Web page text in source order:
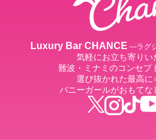
Luxury Bar CHANCE ―ラグ
気軽にお立ち寄りい
難波・ミナミのコンセプ
選び抜かれた最高に
バニーガールがおもてな